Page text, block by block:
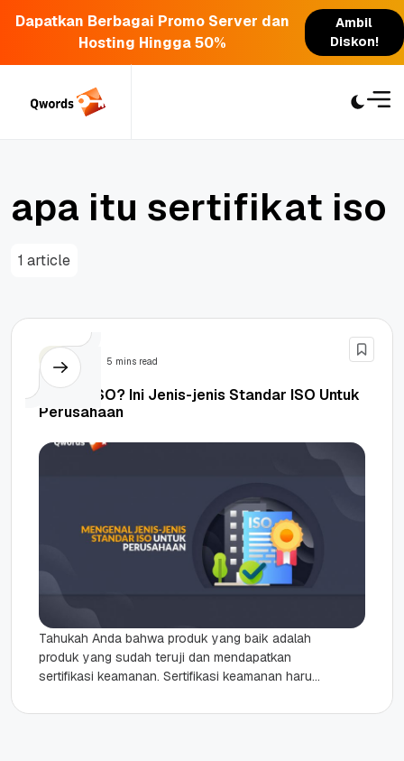
Dapatkan Berbagai Promo Server dan
Hosting Hingga 50%
Ambil
Diskon!
apa itu sertifikat iso
1 article
Bisnis 5 mins read
Apa Itu ISO? Ini Jenis-jenis Standar ISO Untuk
Perusahaan
Tahukah Anda bahwa produk yang baik adalah
produk yang sudah teruji dan mendapatkan
sertifikasi keamanan. Sertifikasi keamanan harus
tidak...